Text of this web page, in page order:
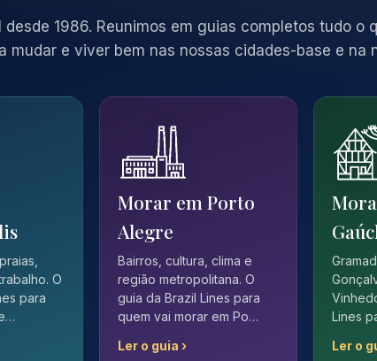
desde 1986. Reunimos em guias completos tudo o
mudar e viver bem nas nossas cidades-base e na
O
para
Morar em Porto
Alegre
Bairros, cultura, clima e
região metropolitana. O
guia da Brazil Lines para
quem vai morar em Po…
Ler o guia ›
Lines
Ler o